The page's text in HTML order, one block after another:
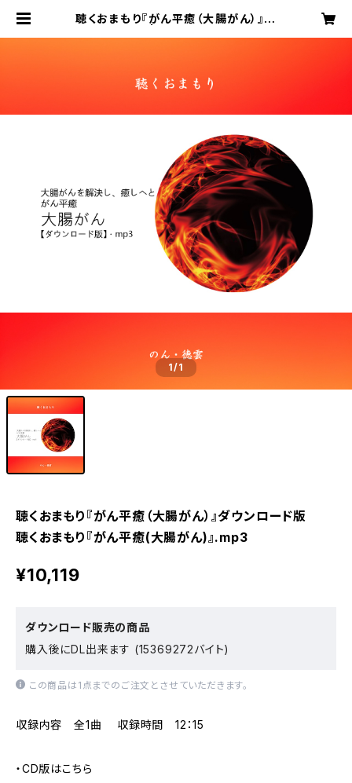
聴くおまもり『がん平癒（大腸がん）』ダ
1/1
聴くおまもり『がん平癒（大腸がん）』ダウンロード版
聴くおまもり『がん平癒(大腸がん)』.mp3
¥10,119
ダウンロード販売の商品
購入後にDL出来ます (15369272バイト)
この商品は1点までのご注文とさせていただきます。
収録内容 全1曲 収録時間 12：15
・CD版はこちら